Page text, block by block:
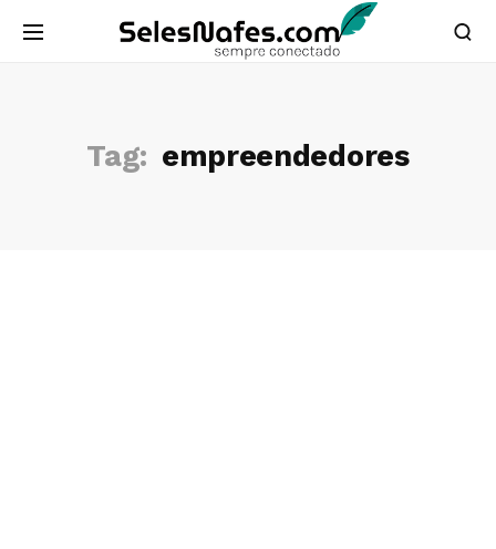
Tag: empreendedores